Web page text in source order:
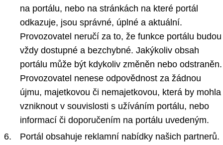
na portálu, nebo na stránkách na které portál
odkazuje, jsou správné, úplné a aktuální.
Provozovatel neručí za to, že funkce portálu budou
vždy dostupné a bezchybné. Jakýkoliv obsah
portálu může být kdykoliv změněn nebo odstraněn.
Provozovatel nenese odpovědnost za žádnou
újmu, majetkovou či nemajetkovou, která by mohla
vzniknout v souvislosti s užíváním portálu, nebo
informací či doporučením na portálu uvedeným.
Portál obsahuje reklamní nabídky našich partnerů.